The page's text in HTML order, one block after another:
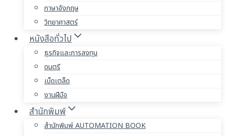
ภาษาอังกฤษ
วิทยาศาสตร์
หนังสือทั่วไป
ธุรกิจและการลงทุน
ดนตรี
เบ็ดเตล็ด
งานฝีมือ
สำนักพิมพ์
สำนักพิมพ์ AUTOMATION BOOK